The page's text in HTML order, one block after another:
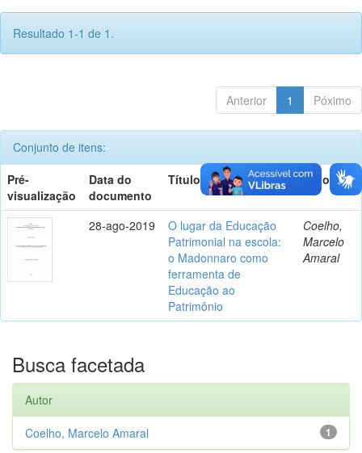
Resultado 1-1 de 1.
Anterior 1 Póximo
Conjunto de itens:
Pré-
visualização
Data do
documento
Título Autor(es)
28-ago-2019
O lugar da Educação
Patrimonial na escola:
o Madonnaro como
ferramenta de
Educação ao
Patrimônio
Coelho,
Marcelo
Amaral
Busca facetada
Autor
1
Coelho, Marcelo Amaral